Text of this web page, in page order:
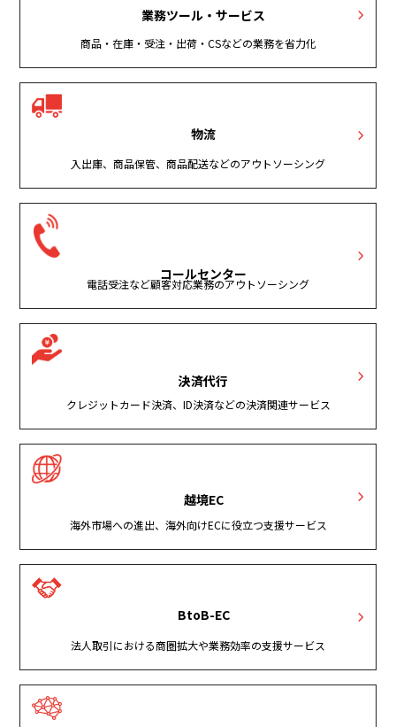
業務ツール・サービス
商品・在庫・受注・出荷・CSなどの業務を省力化
物流
入出庫、商品保管、商品配送などのアウトソーシング
コールセンター
電話受注など顧客対応業務のアウトソーシング
決済代行
クレジットカード決済、ID決済などの決済関連サービス
越境EC
海外市場への進出、海外向けECに役立つ支援サービス
BtoB-EC
法人取引における商圏拡大や業務効率の支援サービス